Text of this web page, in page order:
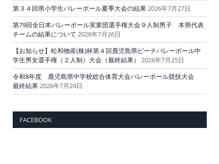
第３４回県小学生バレーボール夏季大会の結果2026年7月27日
第79回全日本バレーボール実業団選手権大会９人制男子 本県代表
チームの結果について 2026年7月26日
【お知らせ】松和物産(株)杯第４回鹿児島県ビーチバレーボール中
学生男女選手権（２人制）大会（最終結果）
2026年7月25日
令和8年度 鹿児島県中学校総合体育大会バレーボール競技大会
最終結果2026年7月24日
FACEBOOK